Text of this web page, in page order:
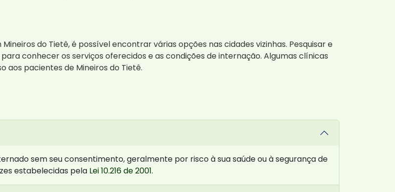
do Tietê, é possível encontrar várias opções nas cidades vizinhas. Pesquisar e
conhecer os serviços oferecidos e as condições de internação. Algumas clínicas
pacientes de Mineiros do Tietê.
sem seu consentimento, geralmente por risco à sua saúde ou à segurança de
estabelecidas pela Lei 10.216 de 2001.